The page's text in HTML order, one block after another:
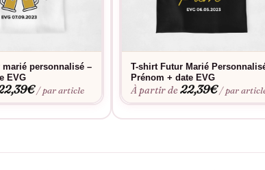
marié personnalisé –
EVG
€ / par article
T-shirt Futur Marié
Prénom + date EVG
À partir de22,39€ / par